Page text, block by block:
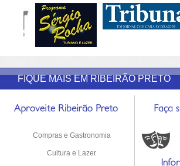
FIQUE MAIS EM RIBEIRÃO PRETO
Compras e Gastronomia
Cultura e Lazer